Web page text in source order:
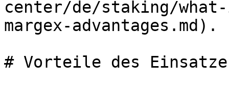
center/de/staking/
margex-advantages.md).
# Vorteile des